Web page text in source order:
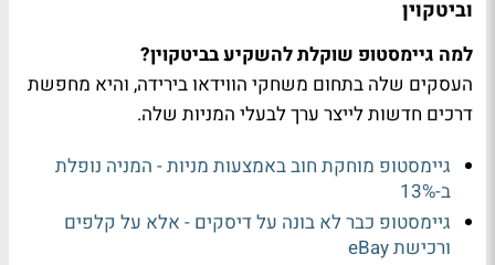
וביטקוין
למה גיימסטופ שוקלת להשקיע בביטקוין?
העסקים שלה בתחום משחקי הווידאו בירידה, והיא מחפשת
דרכים חדשות לייצר ערך לבעלי המניות שלה.
גיימסטופ מוחקת חוב באמצעות מניות - המניה נופלת
ב-13%
גיימסטופ כבר לא בונה על דיסקים - אלא על קלפים
ורכישת eBay